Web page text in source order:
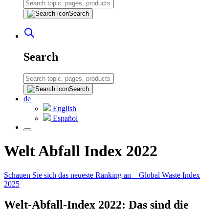
Search
Search
Search
de
English
Español
Welt Abfall Index 2022
Schauen Sie sich das neueste Ranking an – Global Waste Index
2025
Welt-Abfall-Index 2022: Das sind die